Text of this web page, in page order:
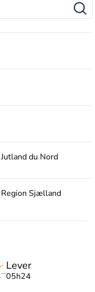
Jutland du Nord
Region Sjælland
Lever
05h24